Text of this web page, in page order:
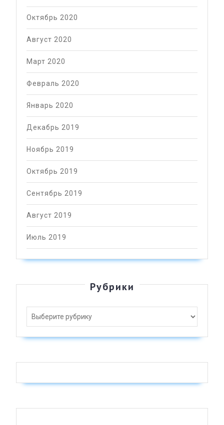
Октябрь 2020
Август 2020
Март 2020
Февраль 2020
Январь 2020
Декабрь 2019
Ноябрь 2019
Октябрь 2019
Сентябрь 2019
Август 2019
Июль 2019
Рубрики